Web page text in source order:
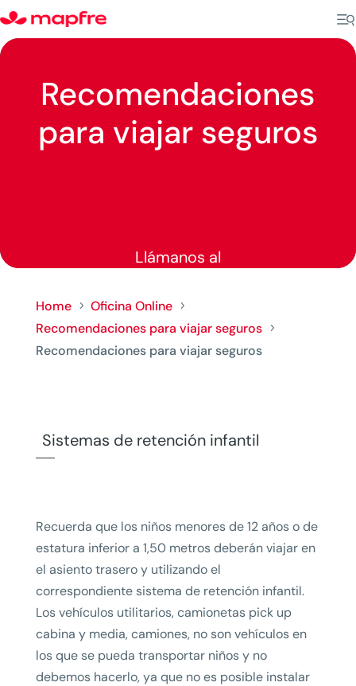
Recomendaciones
para viajar seguros
Llámanos al
Home 5 Oficina Online 5
Recomendaciones para viajar seguros 5
Recomendaciones para viajar seguros
Sistemas de retención infantil
Recuerda que los niños menores de 12 años o de
estatura inferior a 1,50 metros deberán viajar en
el asiento trasero y utilizando el
correspondiente sistema de retención infantil.
Los vehículos utilitarios, camionetas pick up
cabina y media, camiones, no son vehículos en
los que se pueda transportar niños y no
debemos hacerlo, ya que no es posible instalar